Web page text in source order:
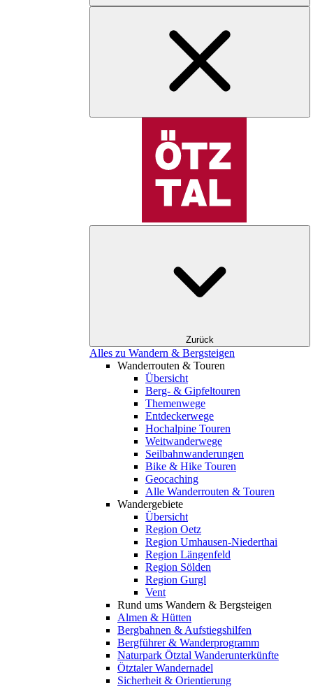
Zurück
Alles zu Wandern & Bergsteigen
Wanderrouten & Touren
Übersicht
Berg- & Gipfeltouren
Themenwege
Entdeckerwege
Hochalpine Touren
Weitwanderwege
Seilbahnwanderungen
Bike & Hike Touren
Geocaching
Alle Wanderrouten & Touren
Wandergebiete
Übersicht
Region Oetz
Region Umhausen-Niederthai
Region Längenfeld
Region Sölden
Region Gurgl
Vent
Rund ums Wandern & Bergsteigen
Almen & Hütten
Bergbahnen & Aufstiegshilfen
Bergführer & Wanderprogramm
Naturpark Ötztal Wanderunterkünfte
Ötztaler Wandernadel
Sicherheit & Orientierung